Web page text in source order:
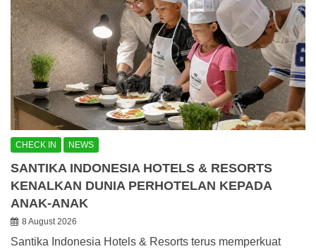
CHECK IN NEWS
SANTIKA INDONESIA HOTELS & RESORTS
KENALKAN DUNIA PERHOTELAN KEPADA
ANAK-ANAK
8 August 2026
Santika Indonesia Hotels & Resorts terus memperkuat